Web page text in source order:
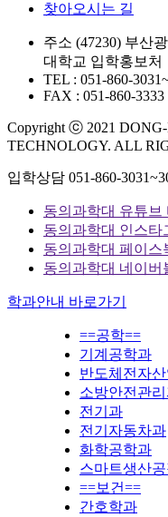
찾아오시는 길
주소 (47230) 부산
대학교 입학홍보처
TEL : 051-860-
FAX : 051-860-3333
Copyright ⓒ 2021
TECHNOLOGY. ALL
입학상담 051-860-
동의과학대 유튜브
동의과학대 인스타
동의과학대 페이스
동의과학대 네이버
학과안내 바로가기
==공학==
기계공학과
반도체전자
소방안전관
전기과
전기자동차과
화학공학과
스마트생산
==보건==
간호학과